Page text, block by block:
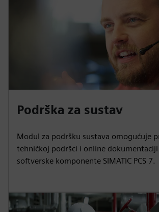
Podrška za sustav
Modul za podršku sustava omogućuje
tehničkoj podršci i online
softverske komponente SIMATIC PCS 7.